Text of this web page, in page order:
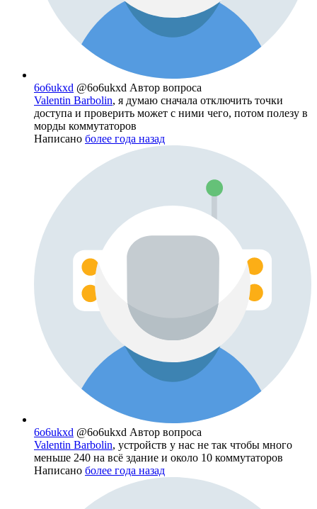
6o6ukxd @6o6ukxd Автор вопроса
Valentin Barbolin, я думаю сначала отключить точки
доступа и проверить может с ними чего, потом полезу в
морды коммутаторов
Написано более года назад
6o6ukxd @6o6ukxd Автор вопроса
Valentin Barbolin, устройств у нас не так чтобы много
меньше 240 на всë здание и около 10 коммутаторов
Написано более года назад